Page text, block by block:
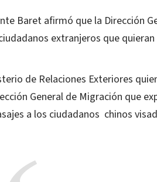
Baret afirmó que la Dirección
extranjeros que
de Relaciones Exteriores
General de Migración que
a los ciudadanos chinos